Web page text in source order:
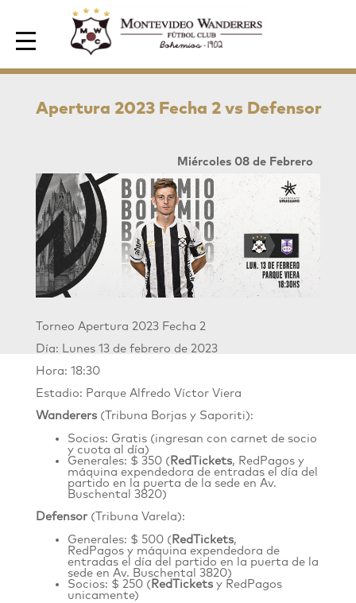
Area de Socios
Apertura 2023 Fecha 2 vs Defensor
Miércoles 08 de Febrero
Torneo Apertura 2023 Fecha 2
Día: Lunes 13 de febrero de 2023
Hora: 18:30
Estadio: Parque Alfredo Víctor Viera
Wanderers(Tribuna Borjas y Saporiti):
Socios: Gratis (ingresan con carnet de socio
y cuota al día)
Generales: $ 350 (RedTickets, RedPagos y
máquina expendedora de entradas el día del
partido en la puerta de la sede en Av.
Buschental 3820)
Defensor(Tribuna Varela):
Generales: $ 500 (RedTickets,
RedPagos y máquina expendedora de
entradas el día del partido en la puerta de la
sede en Av. Buschental 3820)
Socios: $ 250 (RedTicketsy RedPagos
unicamente)